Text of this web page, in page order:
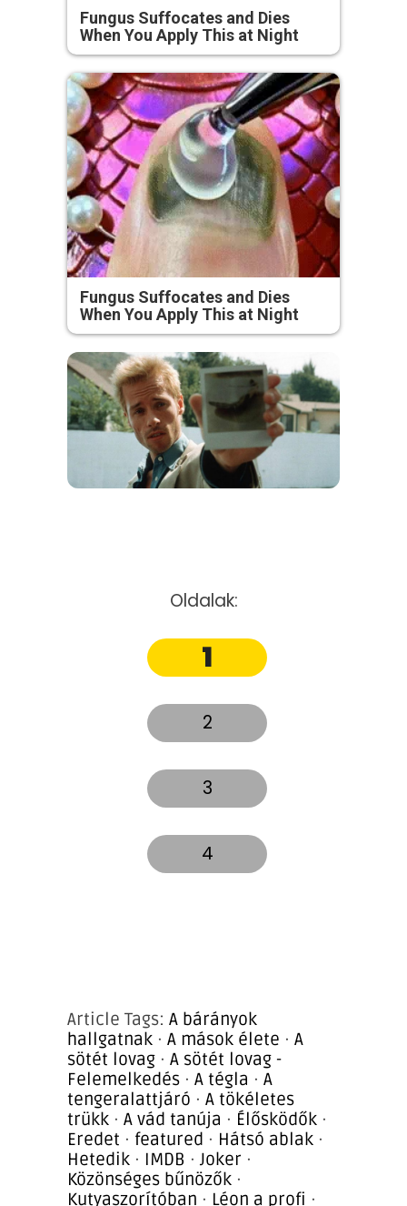
Fungus Suffocates and Dies
When You Apply This at Night
Fungus Suffocates and Dies
When You Apply This at Night
Oldalak:
1
2
3
4
Article Tags: A bárányok
hallgatnak · A mások élete · A
sötét lovag · A sötét lovag -
Felemelkedés · A tégla · A
tengeralattjáró · A tökéletes
trükk · A vád tanúja · Élősködők ·
Eredet · featured · Hátsó ablak ·
Hetedik · IMDB · Joker ·
Közönséges bűnözők ·
Kutyaszorítóban · Léon a profi ·